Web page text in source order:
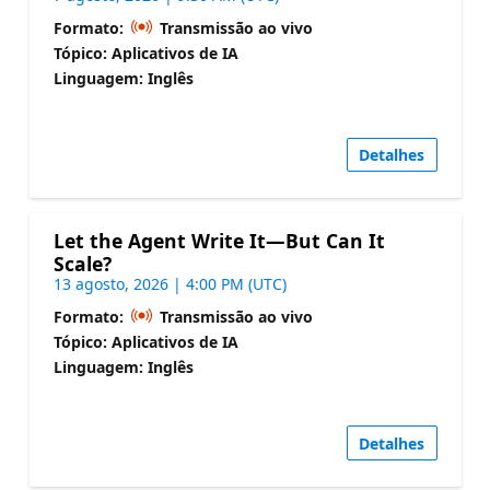
Formato:
Transmissão ao vivo
Tópico: Aplicativos de IA
Linguagem: Inglês
Detalhes
Let the Agent Write It—But Can It
Scale?
13 agosto, 2026 | 4:00 PM (UTC)
Formato:
Transmissão ao vivo
Tópico: Aplicativos de IA
Linguagem: Inglês
Detalhes